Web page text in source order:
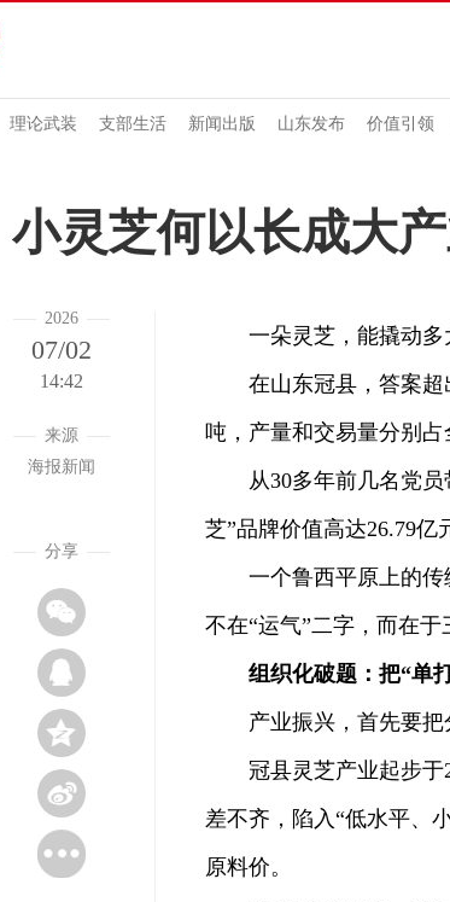
理论武装 支部生活 新闻出版 山东发布 价值引领
小灵芝何以长成大产
2026
07/02
14:42
来源
海报新闻
分享
一朵灵芝，能撬动多
在山东冠县，答案超
吨，产量和交易量分别占
从30多年前几名党员
芝”品牌价值高达26.79亿
一个鲁西平原上的传
不在“运气”二字，而在于
组织化破题：把“单
产业振兴，首先要把
冠县灵芝产业起步于
差不齐，陷入“低水平、
原料价。